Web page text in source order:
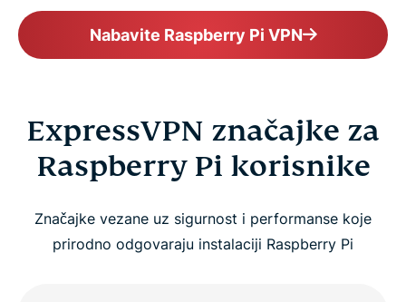
Nabavite Raspberry Pi VPN
ExpressVPN značajke za
Raspberry Pi korisnike
Značajke vezane uz sigurnost i performanse koje
prirodno odgovaraju instalaciji Raspberry Pi